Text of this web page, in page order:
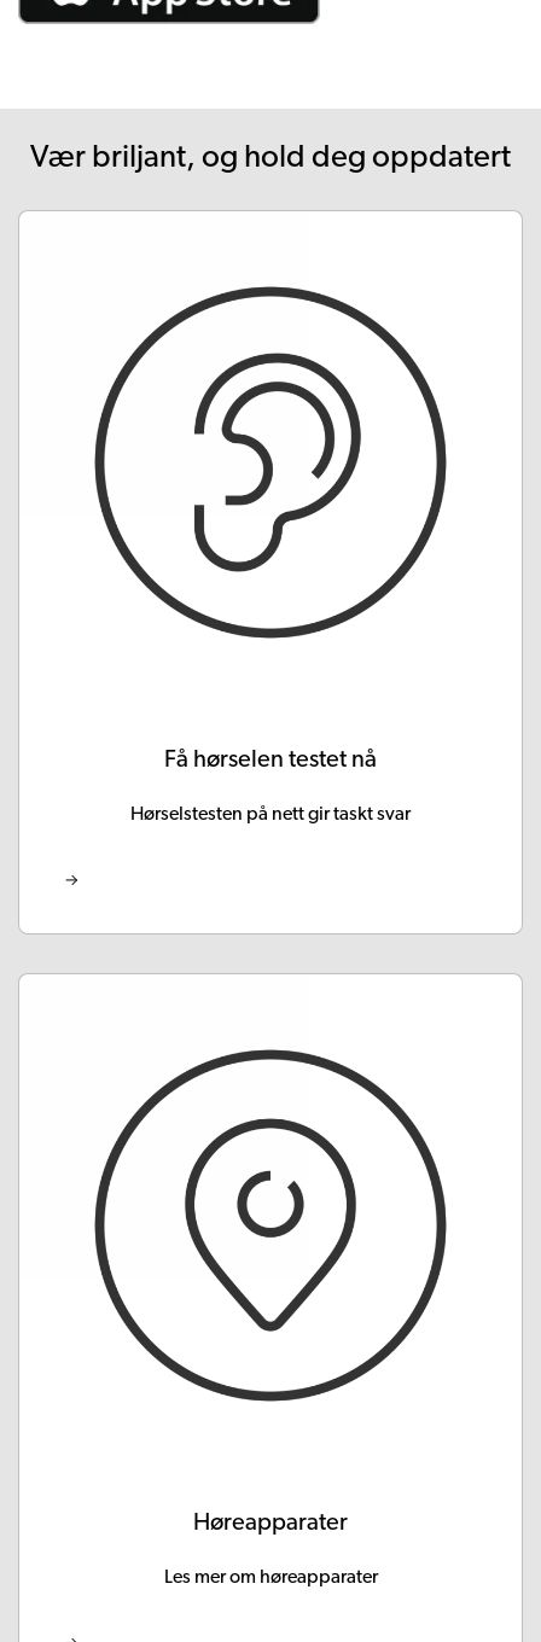
Vær briljant, og hold deg oppdatert
Få hørselen testet nå
Hørselstesten på nett gir taskt svar
Høreapparater
Les mer om høreapparater